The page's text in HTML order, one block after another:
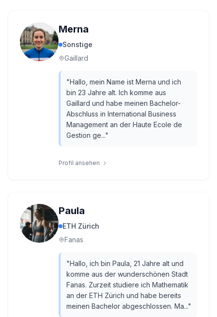
Merna
Sonstige
Gaillard
"Hallo, mein Name ist Merna und ich
bin 23 Jahre alt. Ich komme aus
Gaillard und habe meinen Bachelor-
Abschluss in International Business
Management an der Haute Ecole de
Gestion ge..."
Profil ansehen
Paula
ETH Zürich
Fanas
"Hallo, ich bin Paula, 21 Jahre alt und
komme aus der wunderschönen Stadt
Fanas. Zurzeit studiere ich Mathematik
an der ETH Zürich und habe bereits
meinen Bachelor abgeschlossen. Ma..."